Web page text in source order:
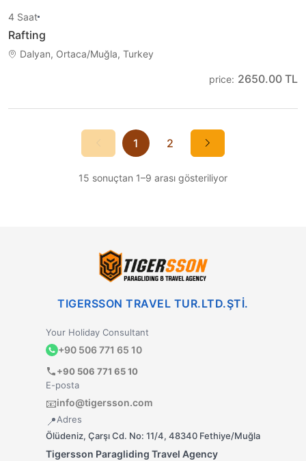
4 Saat
Rafting
Dalyan, Ortaca/Muğla, Turkey
price: 2650.00 TL
1 2
15 sonuçtan 1–9 arası gösteriliyor
TIGERSSON TRAVEL TUR.LTD.ŞTİ.
Your Holiday Consultant
+90 506 771 65 10
+90 506 771 65 10
E-posta
📧info@tigersson.com
📍Adres
Ölüdeniz, Çarşı Cd. No: 11/4, 48340 Fethiye/Muğla
Tigersson Paragliding Travel Agency